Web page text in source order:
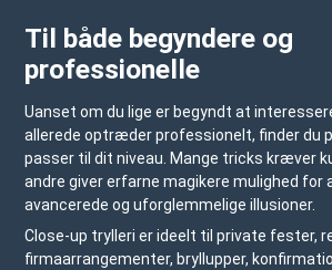
Til både begyndere og
professionelle
Uanset om du lige er begyndt at
allerede optræder professionelt, finder du
passer til dit niveau. Mange tricks kræver
andre giver erfarne magikere mulighed for
avancerede og uforglemmelige illusioner.
Close-up trylleri er ideelt til private fester,
firmaarrangementer, bryllupper,